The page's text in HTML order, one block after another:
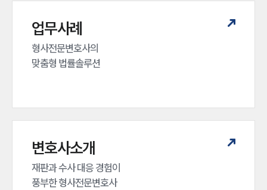
업무사례
형사전문변호사의
맞춤형 법률솔루션
변호사소개
재판과 수사 대응 경험이
풍부한 형사전문변호사